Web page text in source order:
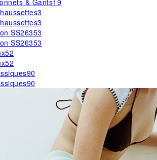
& Gants19
3
3
SS26353
SS26353
52
52
90
90